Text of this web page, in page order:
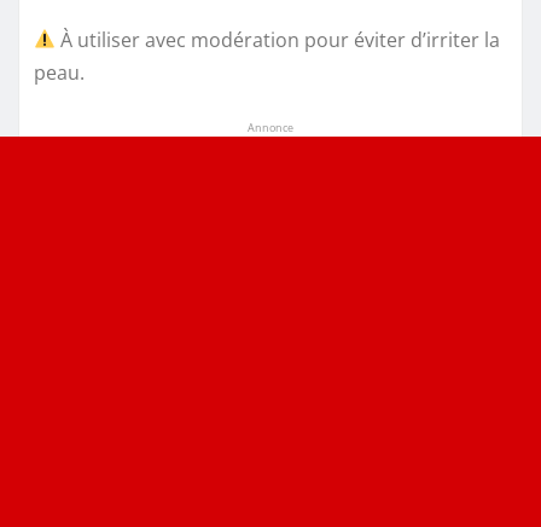
À utiliser avec modération pour éviter d’irriter la
peau.
Annonce